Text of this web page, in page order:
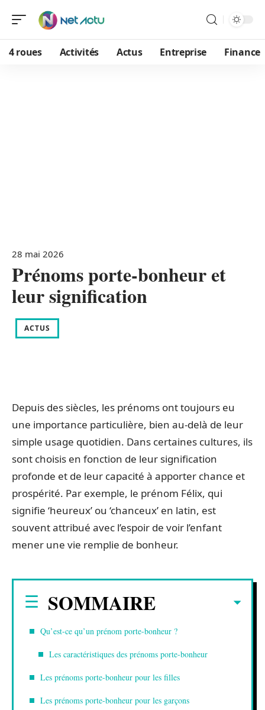
4 roues Activités Actus Entreprise Finance
28 mai 2026
Prénoms porte-bonheur et
leur signification
ACTUS
Depuis des siècles, les prénoms ont toujours eu
une importance particulière, bien au-delà de leur
simple usage quotidien. Dans certaines cultures, ils
sont choisis en fonction de leur signification
profonde et de leur capacité à apporter chance et
prospérité. Par exemple, le prénom Félix, qui
signifie ‘heureux’ ou ‘chanceux’ en latin, est
souvent attribué avec l’espoir de voir l’enfant
mener une vie remplie de bonheur.
SOMMAIRE
Qu’est-ce qu’un prénom porte-bonheur ?
Les caractéristiques des prénoms porte-bonheur
Les prénoms porte-bonheur pour les filles
Les prénoms porte-bonheur pour les garçons